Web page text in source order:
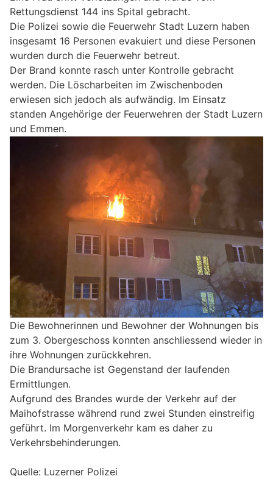
Rettungsdienst 144 ins Spital gebracht.
Die Polizei sowie die Feuerwehr Stadt Luzern haben
insgesamt 16 Personen evakuiert und diese Personen
wurden durch die Feuerwehr betreut.
Der Brand konnte rasch unter Kontrolle gebracht
werden. Die Löscharbeiten im Zwischenboden
erwiesen sich jedoch als aufwändig. Im Einsatz
standen Angehörige der Feuerwehren der Stadt Luzern
und Emmen.
Die Bewohnerinnen und Bewohner der Wohnungen bis
zum 3. Obergeschoss konnten anschliessend wieder in
ihre Wohnungen zurückkehren.
Die Brandursache ist Gegenstand der laufenden
Ermittlungen.
Aufgrund des Brandes wurde der Verkehr auf der
Maihofstrasse während rund zwei Stunden einstreifig
geführt. Im Morgenverkehr kam es daher zu
Verkehrsbehinderungen.
Quelle: Luzerner Polizei